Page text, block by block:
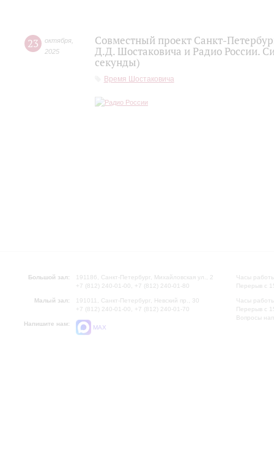
23 октября
2025
Совместный проект Санкт-
Д.Д. Шостаковича и Радио России.
секунды)
Время Шостаковича
Большой зал:
191186, Санкт-Петербург, Михайловская ул., 2
+7 (812) 240-01-00, +7 (812) 240-01-80
Малый зал:
191011, Санкт-Петербург, Невский пр., 30
+7 (812) 240-01-00, +7 (812) 240-01-70
Напишите нам:
MAX
Часы
Перерыв с
Часы
Перерыв с
Вопросы